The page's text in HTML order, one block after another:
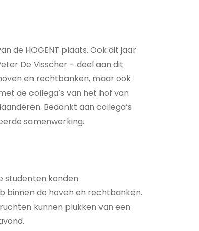
de HOGENT plaats. Ook dit jaar
De Visscher – deel aan dit
en rechtbanken, maar ook
de collega’s van het hof van
Bedankt aan collega’s
samenwerking.
studenten konden
binnen de hoven en rechtbanken.
kunnen plukken van een